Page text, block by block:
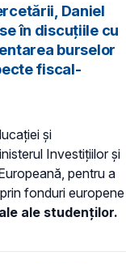
Daniel
în discuțiile cu
burselor
fiscal-
și
Investițiilor și
pentru a
fonduri europene
ale studenților.